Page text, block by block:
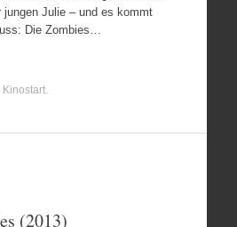
jungen Julie – und es kommt
Die Zombies…
Kinostart.
(2013)